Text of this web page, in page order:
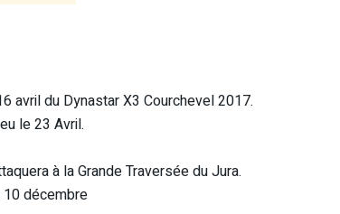
avril du Dynastar X3 Courchevel 2017.
le 23 Avril.
à la Grande Traversée du Jura.
10 décembre